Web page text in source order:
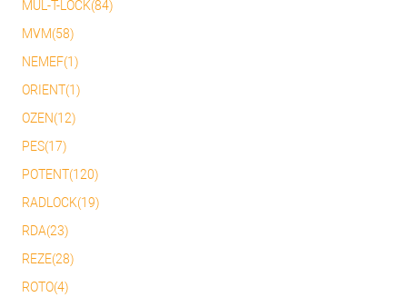
MUL-T-LOCK(84)
MVM(58)
NEMEF(1)
ORIENT(1)
OZEN(12)
PES(17)
POTENT(120)
RADLOCK(19)
RDA(23)
REZE(28)
ROTO(4)